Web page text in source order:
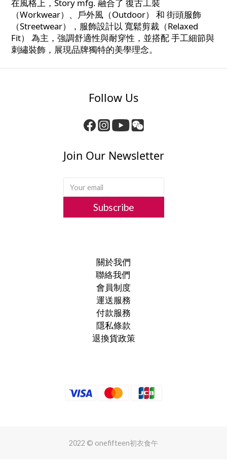
在風格上，Story mfg. 融合了 復古工裝
（Workwear）、戶外風（Outdoor） 和 街頭服飾
（Streetwear），服飾設計以 寬鬆剪裁（Relaxed
Fit） 為主，強調舒適性與耐穿性，並搭配 手工細節與
刺繡裝飾，展現品牌獨特的美學理念。
Follow Us
Join Our Newsletter
Subscribe
關於我們
聯絡我們
會員制度
運送服務
付款服務
隱私條款
退換貨政策
2022 © onefifteen初衣食午